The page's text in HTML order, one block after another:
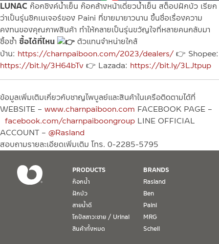
LUNAC ก๊อกซิงค์น้ำเย็น ก๊อกล้างหน้าเดี่ยวน้ำเย็น สต็อปฝักบัว เรียก
ว่าเป็นรุ่นซิกเนเจอร์ของ Paini ที่ขายมายาวนาน ขึ้นชื่อเรื่องความ
คงทนของคุณภาพสินค้า ทำให้กลายเป็นรุ่นขวัญใจที่หลายคนกลับมา
ซื้อซ้ำ ซื้อได้ที่ไหน
ตัวแทนจำหน่ายใกล้
บ้าน: https://charnpaiboon.com/2023/dealers/ 👉 Shopee:
https://bit.ly/3H64bTv 👉 Lazada: https://bit.ly/3LJtpup
ข้อมูลเพิ่มเติมเกี่ยวกับชาญไพบูลย์และสินค้าในเครือติดตามได้ที่
WEBSITE – www.charnpaiboon.com FACEBOOK PAGE –
facebook.com/charnpaiboongroup LINE OFFICIAL
ACCOUNT – @Rasland
สอบถามรายละเอียดเพิ่มเติม โทร. 0-2285-5795
PRODUCTS
ก๊อกน้ำ
ฝักบัว
สายน้ำดี
โถปัสสาวะชาย / Urinal
สินค้าทั้งหมด
BRANDS
Rasland
Ben
Paini
MRG
Schell